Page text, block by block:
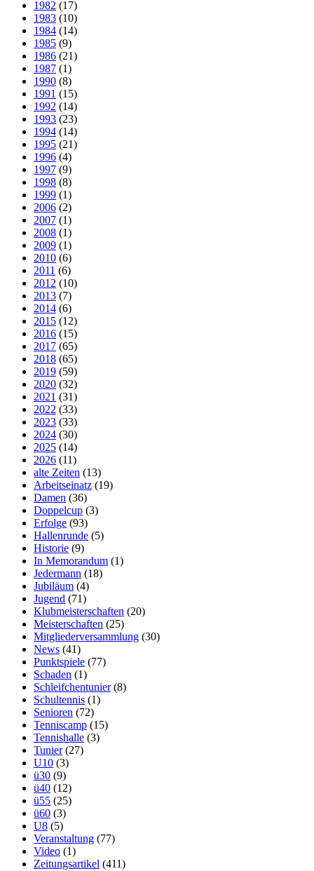
1982 (17)
1983 (10)
1984 (14)
1985 (9)
1986 (21)
1987 (1)
1990 (8)
1991 (15)
1992 (14)
1993 (23)
1994 (14)
1995 (21)
1996 (4)
1997 (9)
1998 (8)
1999 (1)
2006 (2)
2007 (1)
2008 (1)
2009 (1)
2010 (6)
2011 (6)
2012 (10)
2013 (7)
2014 (6)
2015 (12)
2016 (15)
2017 (65)
2018 (65)
2019 (59)
2020 (32)
2021 (31)
2022 (33)
2023 (33)
2024 (30)
2025 (14)
2026 (11)
alte Zeiten (13)
Arbeitseinatz (19)
Damen (36)
Doppelcup (3)
Erfolge (93)
Hallenrunde (5)
Historie (9)
In Memorandum (1)
Jedermann (18)
Jubiläum (4)
Jugend (71)
Klubmeisterschaften (20)
Meisterschaften (25)
Mitgliederversammlung (30)
News (41)
Punktspiele (77)
Schaden (1)
Schleifchentunier(8)
Schultennis (1)
Senioren (72)
Tenniscamp (15)
Tennishalle (3)
Tunier(27)
U10 (3)
ü30 (9)
ü40 (12)
ü55 (25)
ü60 (3)
U8 (5)
Veranstaltung (77)
Video (1)
Zeitungsartikel (411)